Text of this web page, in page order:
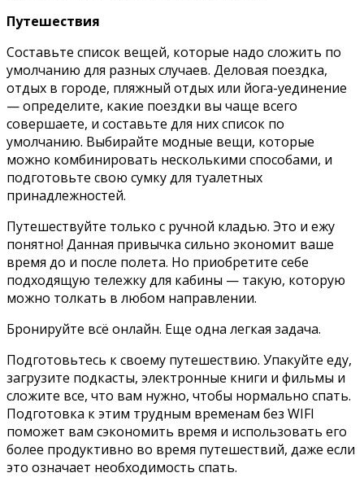
Путешествия
Составьте список вещей, которые надо сложить по
умолчанию для разных случаев. Деловая поездка,
отдых в городе, пляжный отдых или йога-уединение
— определите, какие поездки вы чаще всего
совершаете, и составьте для них список по
умолчанию. Выбирайте модные вещи, которые
можно комбинировать несколькими способами, и
подготовьте свою сумку для туалетных
принадлежностей.
Путешествуйте только с ручной кладью. Это и ежу
понятно! Данная привычка сильно экономит ваше
время до и после полета. Но приобретите себе
подходящую тележку для кабины — такую, которую
можно толкать в любом направлении.
Бронируйте всё онлайн. Еще одна легкая задача.
Подготовьтесь к своему путешествию. Упакуйте еду,
загрузите подкасты, электронные книги и фильмы и
сложите все, что вам нужно, чтобы нормально спать.
Подготовка к этим трудным временам без WIFI
поможет вам сэкономить время и использовать его
более продуктивно во время путешествий, даже если
это означает необходимость спать.